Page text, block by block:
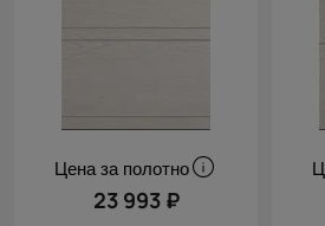
Цена за полотно
23 993 ₽